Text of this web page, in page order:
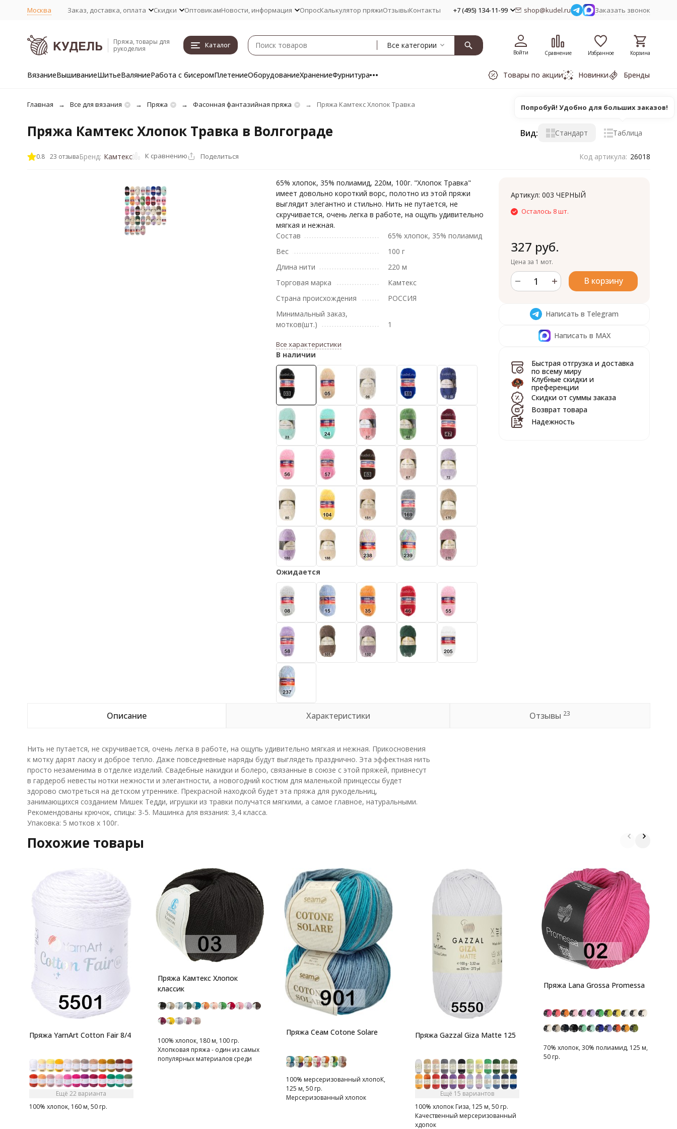
Москва Заказ, доставка, оплата Скидки ОптовикамНовости, информация ОпросКалькулятор пряжиОтзывыКонтакты +7 (495) 134-11-99 shop@kudel.ru Заказать звонок
Пряжа, товары для
рукоделия
Каталог Все категории
Войти Сравнение Избранное Корзина
ВязаниеВышиваниеШитьеВаляниеРабота с бисеромПлетениеОборудованиеХранениеФурнитура Товары по акции Новинки Бренды
Главная Все для вязания Пряжа Фасонная фантазийная пряжа Пряжа Камтекс Хлопок Травка
Пряжа Камтекс Хлопок Травка в Волгограде Вид: Стандарт Таблица
0.8 23 отзываБренд: Камтекс К сравнению Поделиться Код артикула: 26018
65% хлопок, 35% полиамид, 220м, 100г. "Хлопок Травка"
имеет довольно короткий ворс, полотно из этой пряжи
выглядит элегантно и стильно. Нить не путается, не
скручивается, очень легка в работе, на ощупь удивительно
мягкая и нежная.
Состав
65% хлопок, 35% полиамид
Вес
100 г
Длина нити
220 м
Торговая марка
Камтекс
Страна происхождения
РОССИЯ
Минимальный заказ,
мотков(шт.)
1
Все характеристики
В наличии
Ожидается
Артикул:003 ЧЕРНЫЙ
Осталось 8 шт.
327 руб.
Цена за 1 мот.
В корзину
Написать в Telegram
Написать в MAX
Быстрая отгрузка и доставка
по всему миру
Клубные скидки и
преференции
Скидки от суммы заказа
Возврат товара
Надежность
Описание Характеристики Отзывы 23
Нить не путается, не скручивается, очень легка в работе, на ощупь удивительно мягкая и нежная. Прикосновения
к мотку дарят ласку и доброе тепло. Даже повседневные наряды будут выглядеть празднично. Эта эффектная нить
просто незаменима в отделке изделий. Свадебные накидки и болеро, связанные в союзе с этой пряжей, привнесут
в гардероб невесты нотки нежности и элегантности, а новогодний костюм для маленькой принцессы будет
здорово смотреться на детском утреннике. Прекрасной находкой будет эта пряжа для рукодельниц,
занимающихся созданием Мишек Тедди, игрушки из травки получатся мягкими, а самое главное, натуральными.
Рекомендованы крючок, спицы: 3-5. Машинка для вязания: 3,4 класса.
Упаковка: 5 мотков х 100г.
Похожие товары
Пряжа YarnArt Cotton Fair 8/4
Ещё 22 варианта
100% хлопок, 160 м, 50 гр.
Пряжа Камтекс Хлопок
классик
100% хлопок, 180 м, 100 гр.
Хлопковая пряжа - один из самых
популярных материалов среди
Пряжа Сеам Cotone Solare
100% мерсеризованный хлопоК,
125 м, 50 гр.
Мерсеризованный хлопок
Пряжа Gazzal Giza Matte 125
Ещё 15 вариантов
100% хлопок Гиза, 125 м, 50 гр.
Качественный мерсеризованный
хдопок
Пряжа Lana Grossa Promessa
70% хлопок, 30% полиамид, 125 м,
50 гр.
Попробуй! Удобно для больших заказов!